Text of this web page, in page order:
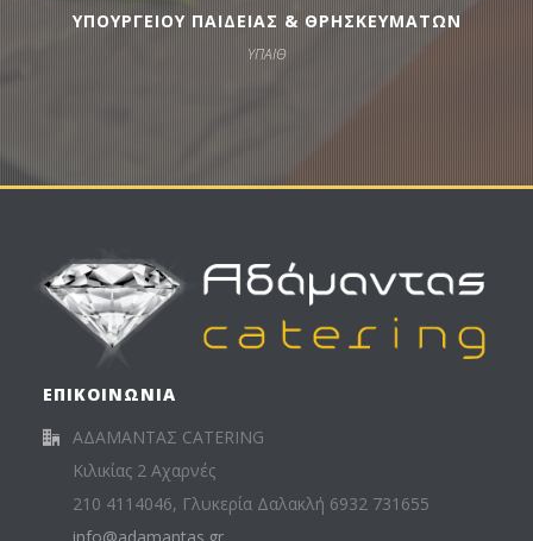
ΥΠΟΥΡΓΕΙΟΥ ΠΑΙΔΕΙΑΣ & ΘΡΗΣΚΕΥΜΑΤΩΝ
ΥΠΑΙΘ
ΕΠΙΚΟΙΝΩΝΙΑ
ΑΔΑΜΑΝΤΑΣ CATERING
Κιλικίας 2 Αχαρνές
210 4114046, Γλυκερία Δαλακλή 6932 731655